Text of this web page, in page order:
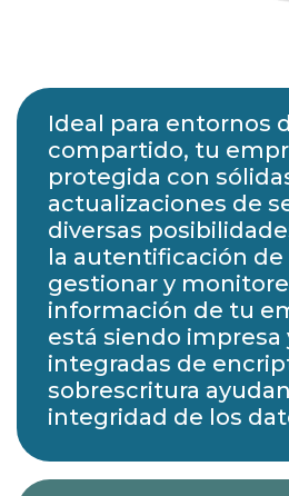
Ideal para entornos
compartido, tu
protegida con
actualizaciones de
diversas
la autentificación de
gestionar y
información de tu
está siendo impresa
integradas de
sobrescritura
integridad de los